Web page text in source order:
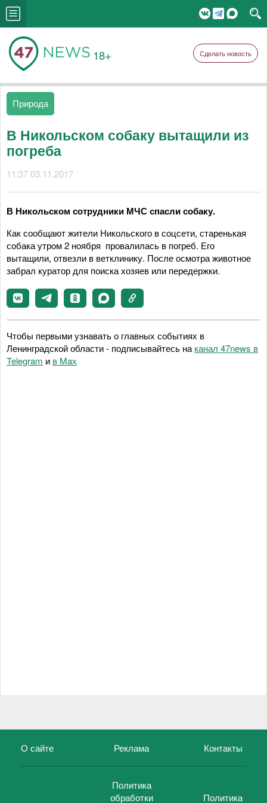
18+ Сделать новость
Природа
В Никольском собаку вытащили из
погреба
11:37 03.11.2017
В Никольском сотрудники МЧС спасли собаку.
Как сообщают жители Никольского в соцсети, старенькая
собака утром 2 ноября провалилась в погреб. Его
вытащили, отвезли в ветклинику. После осмотра животное
забрал куратор для поиска хозяев или передержки.
Чтобы первыми узнавать о главных событиях в
Ленинградской области - подписывайтесь на канал 47news в
Telegram и в Maх
О сайте Реклама Контакты
Политика
обработки
Политика